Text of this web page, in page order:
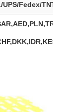
Fedex/TNT/
Amerika, Afrika,